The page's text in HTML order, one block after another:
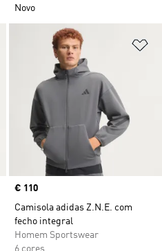
Novo
Adicionar à Lista de Desejos
Price
€ 110
Camisola adidas Z.N.E. com
fecho integral
Homem Sportswear
6 cores